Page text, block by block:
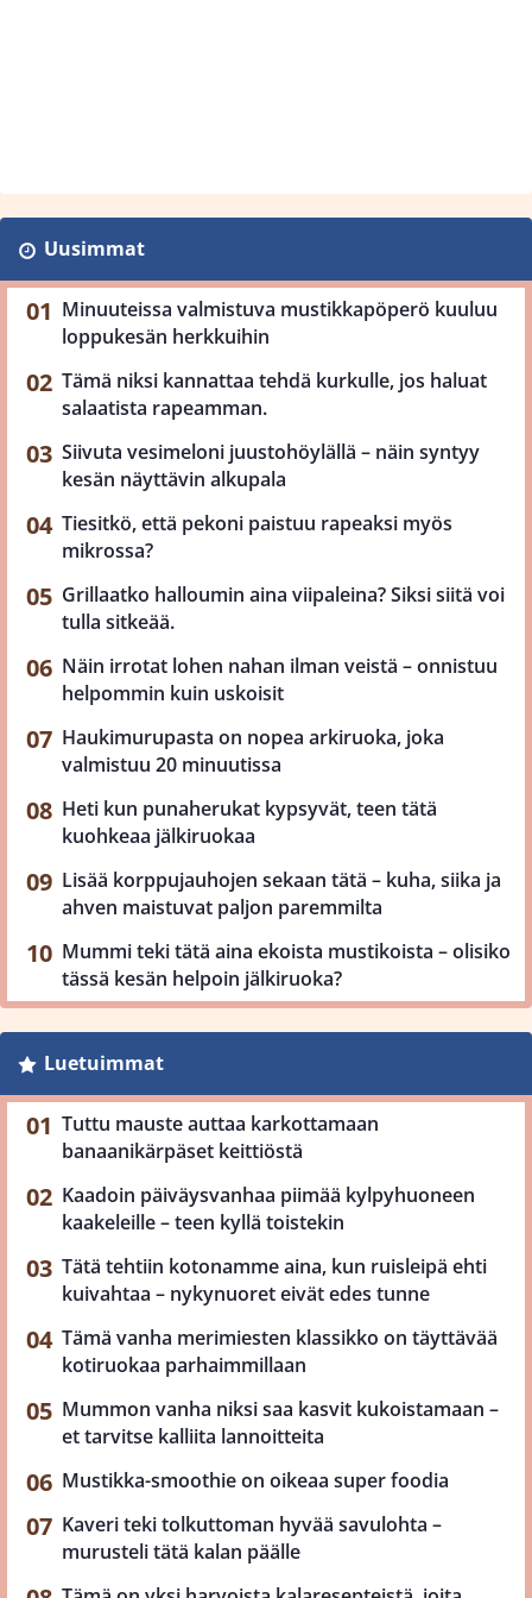
Uusimmat
Minuuteissa valmistuva mustikkapöperö kuuluu
loppukesän herkkuihin
Tämä niksi kannattaa tehdä kurkulle, jos haluat
salaatista rapeamman.
Siivuta vesimeloni juustohöylällä – näin syntyy
kesän näyttävin alkupala
Tiesitkö, että pekoni paistuu rapeaksi myös
mikrossa?
Grillaatko halloumin aina viipaleina? Siksi siitä voi
tulla sitkeää.
Näin irrotat lohen nahan ilman veistä – onnistuu
helpommin kuin uskoisit
Haukimurupasta on nopea arkiruoka, joka
valmistuu 20 minuutissa
Heti kun punaherukat kypsyvät, teen tätä
kuohkeaa jälkiruokaa
Lisää korppujauhojen sekaan tätä – kuha, siika ja
ahven maistuvat paljon paremmilta
Mummi teki tätä aina ekoista mustikoista – olisiko
tässä kesän helpoin jälkiruoka?
Luetuimmat
Tuttu mauste auttaa karkottamaan
banaanikärpäset keittiöstä
Kaadoin päiväysvanhaa piimää kylpyhuoneen
kaakeleille – teen kyllä toistekin
Tätä tehtiin kotonamme aina, kun ruisleipä ehti
kuivahtaa – nykynuoret eivät edes tunne
Tämä vanha merimiesten klassikko on täyttävää
kotiruokaa parhaimmillaan
Mummon vanha niksi saa kasvit kukoistamaan –
et tarvitse kalliita lannoitteita
Mustikka-smoothie on oikeaa super foodia
Kaveri teki tolkuttoman hyvää savulohta –
murusteli tätä kalan päälle